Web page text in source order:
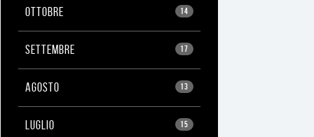
14
OTTOBRE
17
SETTEMBRE
13
AGOSTO
15
LUGLIO